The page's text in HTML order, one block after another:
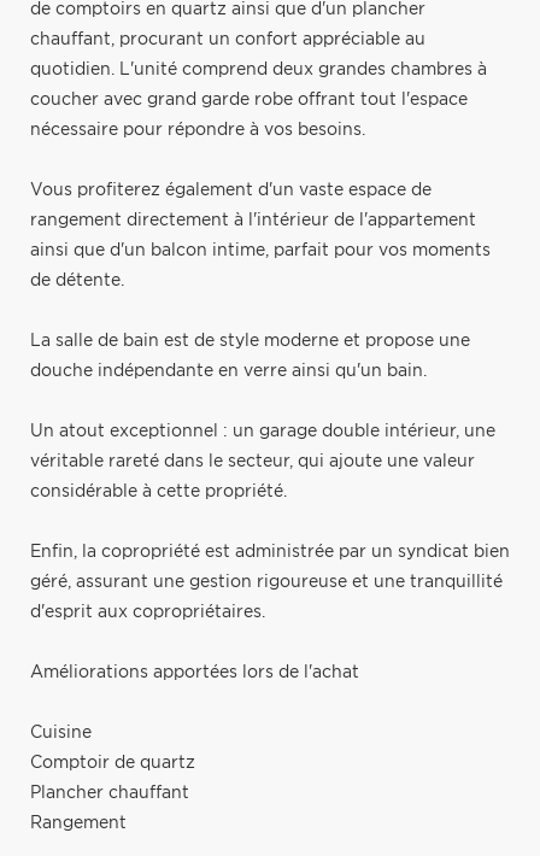
de comptoirs en quartz ainsi que d'un plancher
chauffant, procurant un confort appréciable au
quotidien. L'unité comprend deux grandes chambres à
coucher avec grand garde robe offrant tout l'espace
nécessaire pour répondre à vos besoins.
Vous profiterez également d'un vaste espace de
rangement directement à l'intérieur de l'appartement
ainsi que d'un balcon intime, parfait pour vos moments
de détente.
La salle de bain est de style moderne et propose une
douche indépendante en verre ainsi qu'un bain.
Un atout exceptionnel : un garage double intérieur, une
véritable rareté dans le secteur, qui ajoute une valeur
considérable à cette propriété.
Enfin, la copropriété est administrée par un syndicat bien
géré, assurant une gestion rigoureuse et une tranquillité
d'esprit aux copropriétaires.
Améliorations apportées lors de l'achat
Cuisine
Comptoir de quartz
Plancher chauffant
Rangement